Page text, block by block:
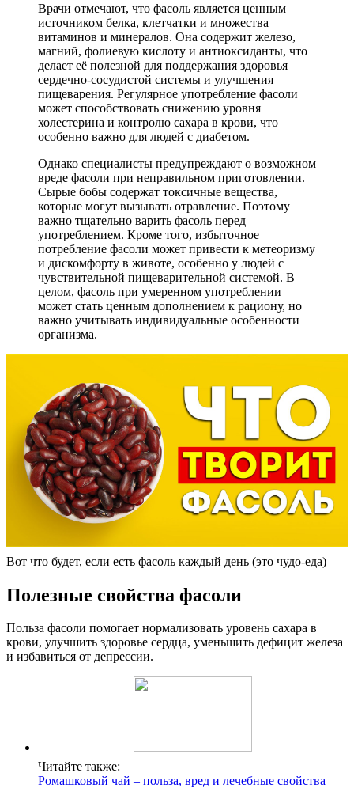
Врачи отмечают, что фасоль является ценным
источником белка, клетчатки и множества
витаминов и минералов. Она содержит железо,
магний, фолиевую кислоту и антиоксиданты, что
делает её полезной для поддержания здоровья
сердечно-сосудистой системы и улучшения
пищеварения. Регулярное употребление фасоли
может способствовать снижению уровня
холестерина и контролю сахара в крови, что
особенно важно для людей с диабетом.
Однако специалисты предупреждают о возможном
вреде фасоли при неправильном приготовлении.
Сырые бобы содержат токсичные вещества,
которые могут вызывать отравление. Поэтому
важно тщательно варить фасоль перед
употреблением. Кроме того, избыточное
потребление фасоли может привести к метеоризму
и дискомфорту в животе, особенно у людей с
чувствительной пищеварительной системой. В
целом, фасоль при умеренном употреблении
может стать ценным дополнением к рациону, но
важно учитывать индивидуальные особенности
организма.
Вот что будет, если есть фасоль каждый день (это чудо-еда)
Полезные свойства фасоли
Польза фасоли помогает нормализовать уровень сахара в
крови, улучшить здоровье сердца, уменьшить дефицит железа
и избавиться от депрессии.
Читайте также:
Ромашковый чай – польза, вред и лечебные свойства